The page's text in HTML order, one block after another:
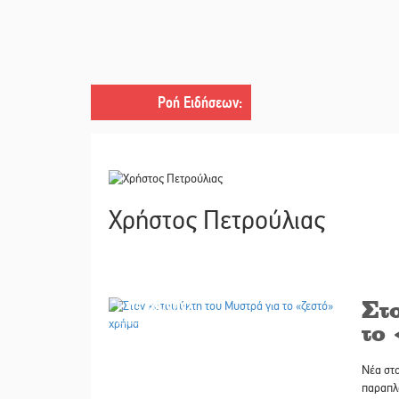
Ροή Ειδήσεων:
Χρήστος Πετρούλιας
05/08/2026
το
Νέα